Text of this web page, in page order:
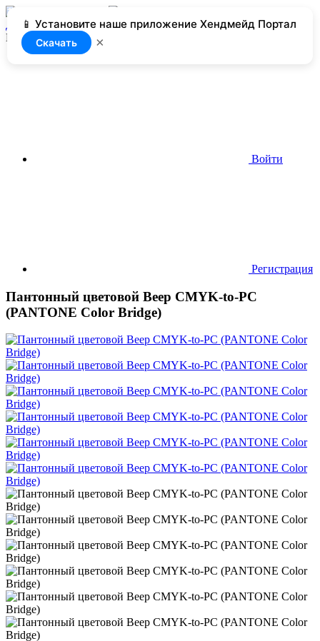
📱 Установите наше приложение Хендмейд Портал
Скачать ×
Добавить
Нет доступа
Войти
Регистрация
Пантонный цветовой Веер CMYK-to-PC
(PANTONE Color Bridge)